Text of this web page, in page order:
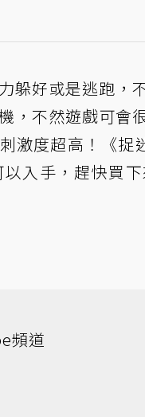
躲好或是逃跑，
，不然遊戲可會
激度超高！《捉
入手，趕快買
頻道